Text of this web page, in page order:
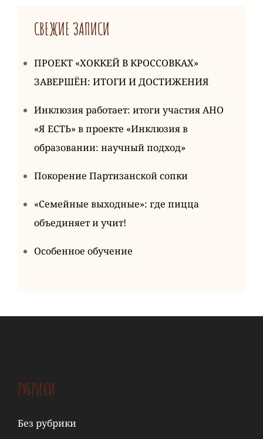
СВЕЖИЕ ЗАПИСИ
ПРОЕКТ «ХОККЕЙ В КРОССОВКАХ»
ЗАВЕРШЁН: ИТОГИ И ДОСТИЖЕНИЯ
Инклюзия работает: итоги участия АНО
«Я ЕСТЬ» в проекте «Инклюзия в
образовании: научный подход»
Покорение Партизанской сопки
«Семейные выходные»: где пицца
объединяет и учит!
Особенное обучение
РУБРИКИ
Без рубрики